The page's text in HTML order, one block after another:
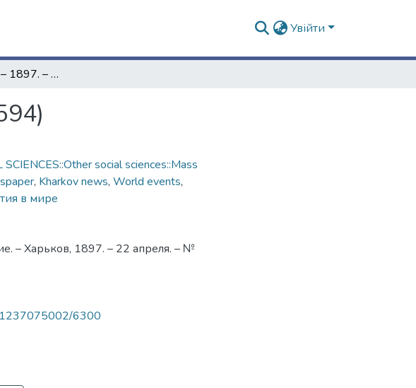
Увійти
Южный край. – 1897. – 22 апреля (№ 5594)
social sciences::Mass
, Kharkov news, World events,
в мире
– Харьков, 1897. – 22 апреля. – №
1237075002/6300